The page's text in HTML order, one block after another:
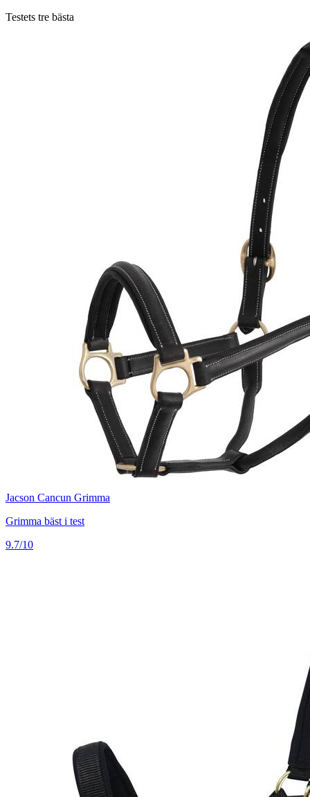
Testets tre bästa
Jacson Cancun Grimma
Grimma bäst i test
9.7/10